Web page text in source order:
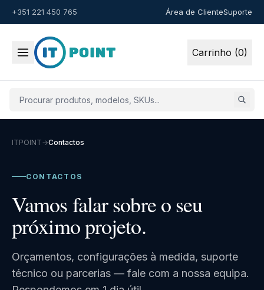
+351 221 450 765 Área de ClienteSuporte
Carrinho (0)
ITPOINT→Contactos
CONTACTOS
Vamos falar sobre o seu
próximo projeto.
Orçamentos, configurações à medida, suporte
técnico ou parcerias — fale com a nossa equipa.